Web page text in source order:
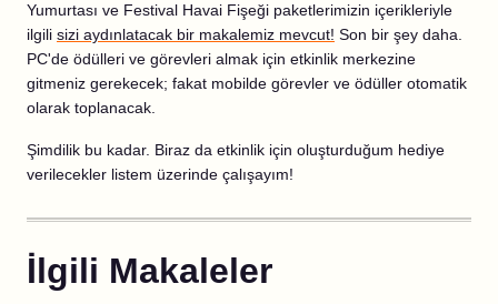
Yumurtası ve Festival Havai Fişeği paketlerimizin içerikleriyle
ilgili sizi aydınlatacak bir makalemiz mevcut! Son bir şey daha.
PC'de ödülleri ve görevleri almak için etkinlik merkezine
gitmeniz gerekecek; fakat mobilde görevler ve ödüller otomatik
olarak toplanacak.
Şimdilik bu kadar. Biraz da etkinlik için oluşturduğum hediye
verilecekler listem üzerinde çalışayım!
İlgili Makaleler